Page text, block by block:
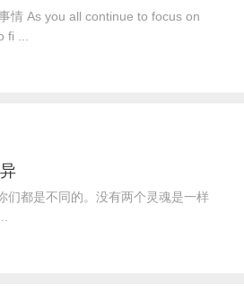
情 As you all continue to focus on
...
们都是不同的。没有两个灵魂是一样